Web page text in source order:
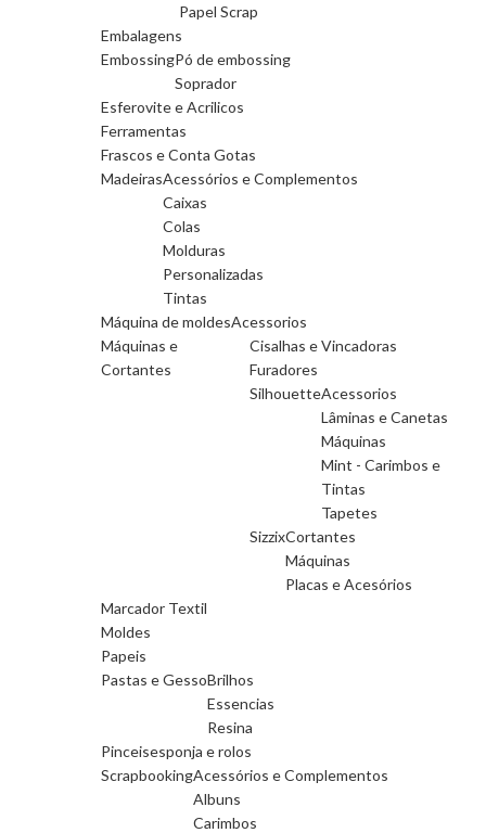
Papel Scrap
Embalagens
EmbossingPó de embossing
Soprador
Esferovite e Acrilicos
Ferramentas
Frascos e Conta Gotas
MadeirasAcessórios e Complementos
Caixas
Colas
Molduras
Personalizadas
Tintas
Máquina de moldesAcessorios
Máquinas e
Cortantes
Cisalhas e Vincadoras
Furadores
SilhouetteAcessorios
Lâminas e Canetas
Máquinas
Mint - Carimbos e
Tintas
Tapetes
SizzixCortantes
Máquinas
Placas e Acesórios
Marcador Textil
Moldes
Papeis
Pastas e GessoBrilhos
Essencias
Resina
Pinceisesponja e rolos
ScrapbookingAcessórios e Complementos
Albuns
Carimbos